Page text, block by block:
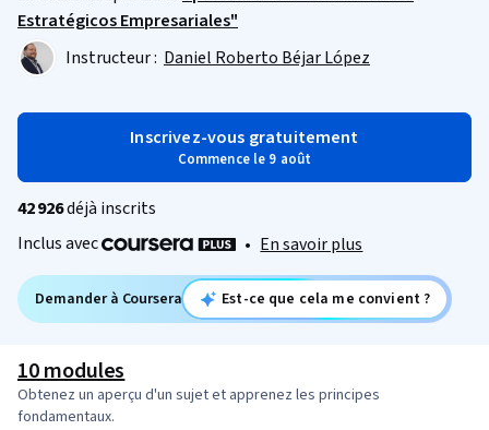
Estratégicos Empresariales"
Instructeur : Daniel Roberto Béjar López
Inscrivez-vous gratuitement
Commence le 9 août
42 926déjà inscrits
Inclus avec
• En savoir plus
Demander à Coursera Est-ce que cela me convient ?
10 modules
Obtenez un aperçu d'un sujet et apprenez les principes
fondamentaux.